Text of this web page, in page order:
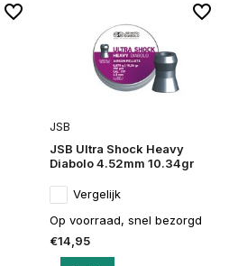
JSB
JSB Ultra Shock Heavy
Diabolo 4.52mm 10.34gr
Vergelijk
Op voorraad, snel bezorgd
€14,95